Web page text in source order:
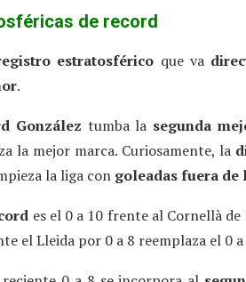
de record
estratosférico que va
.
González tumba la segunda
la mejor marca. Curiosamente, la
la liga con goleadas fuera de
es el 0 a 10 frente al Cornellà
el Lleida por 0 a 8 reemplaza el 0